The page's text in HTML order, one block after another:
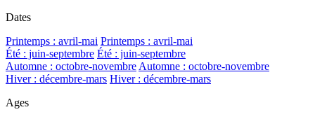
Dates
Printemps : avril-mai Printemps : avril-mai
Été : juin-septembre Été : juin-septembre
Automne : octobre-novembre Automne : octobre-novembre
Hiver : décembre-mars Hiver : décembre-mars
Ages